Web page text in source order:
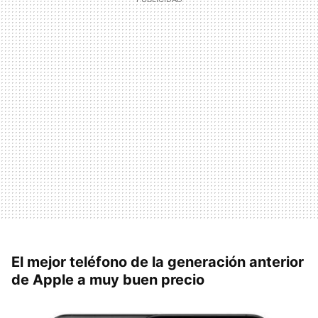
El mejor teléfono de la generación anterior
de Apple a muy buen precio